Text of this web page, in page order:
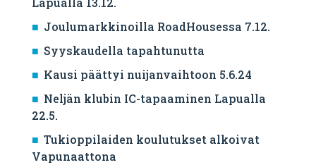
Joulumarkkinoilla RoadHousessa 7.12.
Syyskaudella tapahtunutta
Kausi päättyi nuijanvaihtoon 5.6.24
Neljän klubin IC-tapaaminen Lapualla
22.5.
Tukioppilaiden koulutukset alkoivat
Vapunaattona